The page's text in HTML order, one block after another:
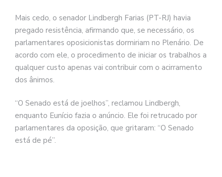
Mais cedo, o senador Lindbergh Farias (PT-RJ) havia
pregado resistência, afirmando que, se necessário, os
parlamentares oposicionistas dormiriam no Plenário. De
acordo com ele, o procedimento de iniciar os trabalhos a
qualquer custo apenas vai contribuir com o acirramento
dos ânimos.
“O Senado está de joelhos”, reclamou Lindbergh,
enquanto Eunício fazia o anúncio. Ele foi retrucado por
parlamentares da oposição, que gritaram: “O Senado
está de pé”.